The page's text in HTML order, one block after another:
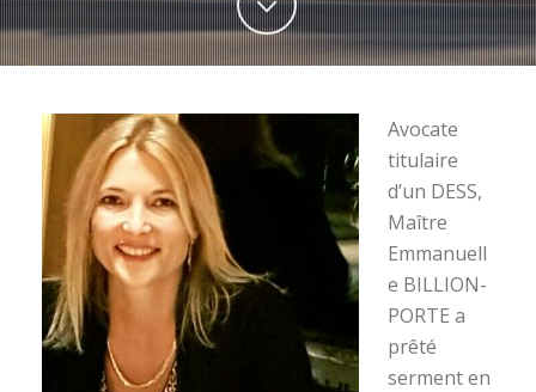
Avocate
titulaire
d’un DESS,
Maître
Emmanuell
e BILLION-
PORTE a
prêté
serment en